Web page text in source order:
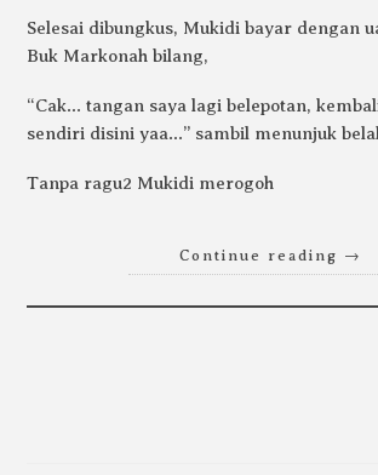
Selesai dibungkus, Mukidi bayar dengan
Buk Markonah bilang,
“Cak… tangan saya lagi belepotan,
sendiri disini yaa…” sambil menunjuk
Tanpa ragu2 Mukidi merogoh
Continue reading →